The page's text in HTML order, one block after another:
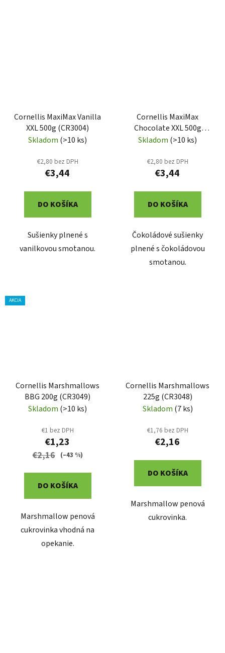
Cornellis MaxiMax Vanilla
XXL 500g (CR3004)
Skladom (>10 ks)
€2,80 bez DPH
€3,44
DO KOŠÍKA
Sušienky plnené s
vanilkovou smotanou.
Cornellis MaxiMax
Chocolate XXL 500g
(CR3003)
Skladom (>10 ks)
€2,80 bez DPH
€3,44
DO KOŠÍKA
Čokoládové sušienky
plnené s čokoládovou
smotanou.
AKCIA
Cornellis Marshmallows
BBG 200g (CR3049)
Skladom (>10 ks)
€1 bez DPH
€1,23
€2,16 (–43 %)
DO KOŠÍKA
Marshmallow penová
cukrovinka vhodná na
opekanie.
Cornellis Marshmallows
225g (CR3048)
Skladom (7 ks)
€1,76 bez DPH
€2,16
DO KOŠÍKA
Marshmallow penová
cukrovinka.